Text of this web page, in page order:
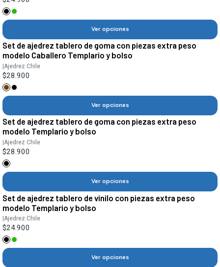
Ver opciones
Set de ajedrez tablero de goma con piezas extra peso
modelo Caballero Templario y bolso
|Ajedrez Chile
$28.900
Ver opciones
Set de ajedrez tablero de goma con piezas extra peso
modelo Templario y bolso
|Ajedrez Chile
$28.900
Ver opciones
Set de ajedrez tablero de vinilo con piezas extra peso
modelo Templario y bolso
|Ajedrez Chile
$24.900
Ver opciones